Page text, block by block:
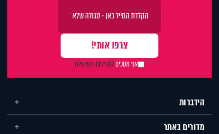
אני מסכיםלמדיניות הפרטיות
הידברות
מדורים באתר